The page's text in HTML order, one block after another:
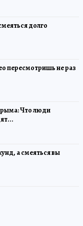
долго
пересмотришь не раз
Что люди
а смеяться вы